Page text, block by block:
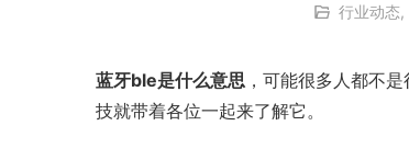
行业动态,
蓝牙ble是什么意思 ，可能很多人都不
技就带着各位一起来了解它。